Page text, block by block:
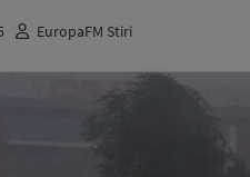
EuropaFM Stiri